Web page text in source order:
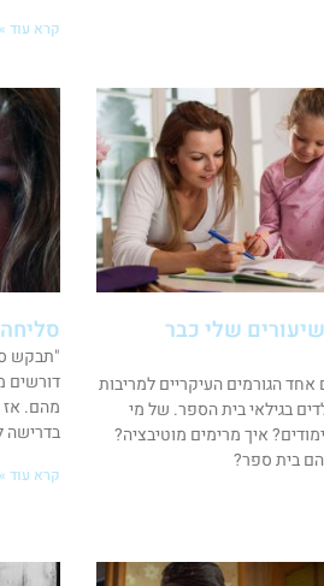
קרא עוד »
שלי כבר
אחד הגורמים העיקריים למריבות
בגילאי בית הספר. של מי
איך מרימים מוטיבציה?
בית ספר?
"תבקש
דורשים
מהם. אז
בדרישה
קרא עוד »